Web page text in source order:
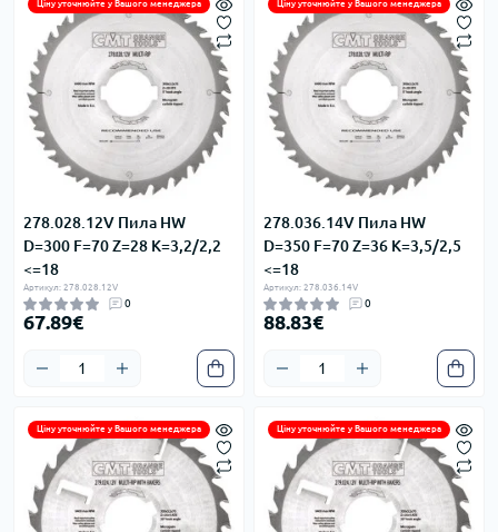
Ціну уточнюйте у Вашого менеджера
278.028.12V Пила HW
D=300 F=70 Z=28 K=3,2/2,2
<=18
Артикул: 278.028.12V
0
67.89€
Ціну уточнюйте у Вашого менеджера
278.036.14V Пила HW
D=350 F=70 Z=36 K=3,5/2,5
<=18
Артикул: 278.036.14V
0
88.83€
Ціну уточнюйте у Вашого менеджера Ціну уточнюйте у Вашого менеджера